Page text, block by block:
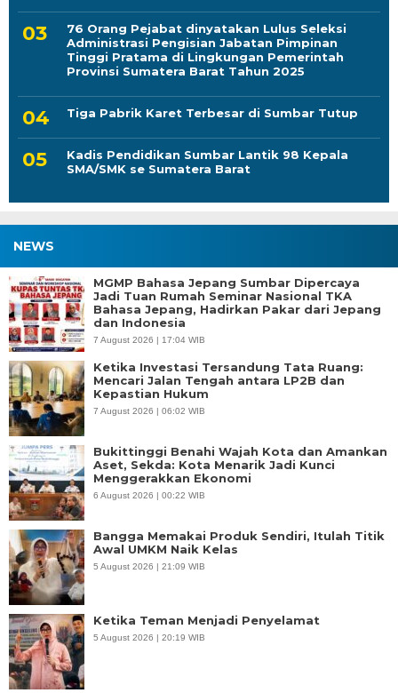
76 Orang Pejabat dinyatakan Lulus Seleksi
Administrasi Pengisian Jabatan Pimpinan
Tinggi Pratama di Lingkungan Pemerintah
Provinsi Sumatera Barat Tahun 2025
Tiga Pabrik Karet Terbesar di Sumbar Tutup
Kadis Pendidikan Sumbar Lantik 98 Kepala
SMA/SMK se Sumatera Barat
NEWS
MGMP Bahasa Jepang Sumbar Dipercaya
Jadi Tuan Rumah Seminar Nasional TKA
Bahasa Jepang, Hadirkan Pakar dari Jepang
dan Indonesia
7 August 2026 | 17:04 WIB
Ketika Investasi Tersandung Tata Ruang:
Mencari Jalan Tengah antara LP2B dan
Kepastian Hukum
7 August 2026 | 06:02 WIB
Bukittinggi Benahi Wajah Kota dan Amankan
Aset, Sekda: Kota Menarik Jadi Kunci
Menggerakkan Ekonomi
6 August 2026 | 00:22 WIB
Bangga Memakai Produk Sendiri, Itulah Titik
Awal UMKM Naik Kelas
5 August 2026 | 21:09 WIB
Ketika Teman Menjadi Penyelamat
5 August 2026 | 20:19 WIB